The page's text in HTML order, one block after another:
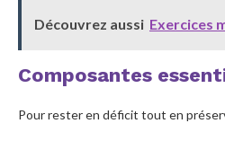
goûter sans complexité
Découvrez aussi Exercices
Composantes
Pour rester en déficit tout en